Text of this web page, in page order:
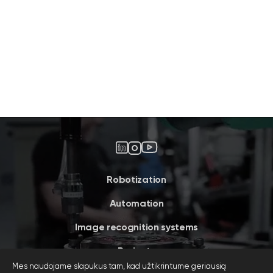
Robotization
Automation
Image recognition systems
Projects
Mes naudojame slapukus tam, kad užtikrintume geriausią